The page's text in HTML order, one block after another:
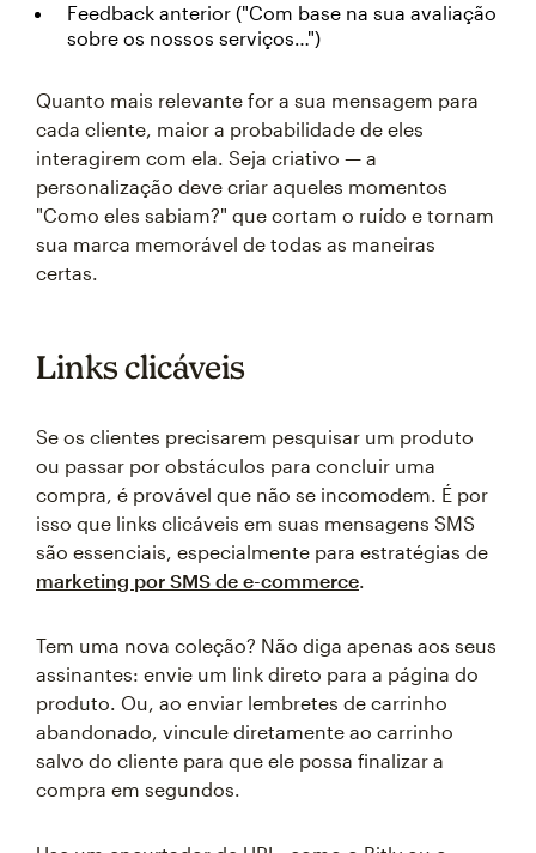
Feedback anterior ("Com base na sua avaliação
sobre os nossos serviços…")
Quanto mais relevante for a sua mensagem para
cada cliente, maior a probabilidade de eles
interagirem com ela. Seja criativo — a
personalização deve criar aqueles momentos
"Como eles sabiam?" que cortam o ruído e tornam
sua marca memorável de todas as maneiras
certas.
Links clicáveis
Se os clientes precisarem pesquisar um produto
ou passar por obstáculos para concluir uma
compra, é provável que não se incomodem. É por
isso que links clicáveis em suas mensagens SMS
são essenciais, especialmente para estratégias de
marketing por SMS de e-commerce.
Tem uma nova coleção? Não diga apenas aos seus
assinantes: envie um link direto para a página do
produto. Ou, ao enviar lembretes de carrinho
abandonado, vincule diretamente ao carrinho
salvo do cliente para que ele possa finalizar a
compra em segundos.